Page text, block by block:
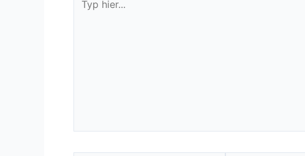
hier...